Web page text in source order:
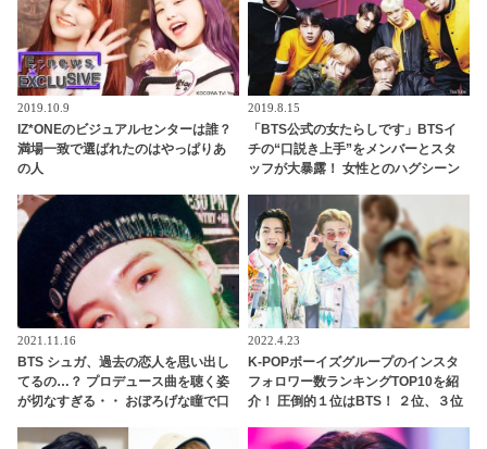
2019.10.9
IZ*ONEのビジュアルセンターは誰？
満場一致で選ばれたのはやっぱりあ
の人
2019.8.15
「BTS公式の女たらしです」BTSイ
チの“口説き上手”をメンバーとスタ
ッフが大暴露！ 女性とのハグシーン
バラされるメンバーも！ 爆弾発言の
オンパレードに爆笑
2021.11.16
BTS シュガ、過去の恋人を思い出し
てるの…？ プロデュース曲を聴く姿
が切なすぎる・・ おぼろげな瞳で口
づけ
2022.4.23
K-POPボーイズグループのインスタ
フォロワー数ランキングTOP10を紹
介！ 圧倒的１位はBTS！ ２位、３位